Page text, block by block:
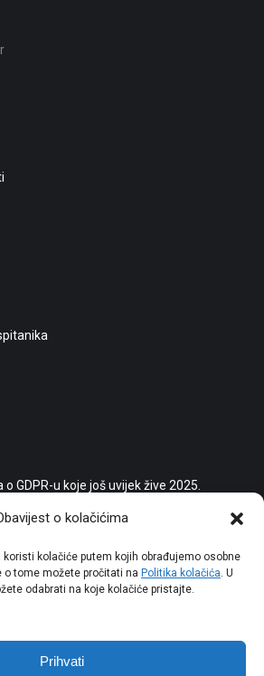
o kolačićima
kolačiće putem kojih obrađujemo osobne
tome možete pročitati na Politika kolačića. U
odabrati na koje kolačiće pristajte.
Prihvati
GDPR-u koje još uvijek žive 2025.
(AI) i GDPR